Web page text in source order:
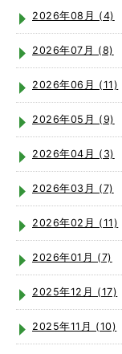
2026年08月 (4)
2026年07月 (8)
2026年06月 (11)
2026年05月 (9)
2026年04月 (3)
2026年03月 (7)
2026年02月 (11)
2026年01月 (7)
2025年12月 (17)
2025年11月 (10)